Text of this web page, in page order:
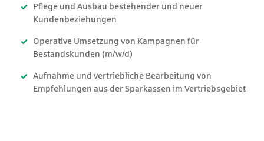
Pflege und Ausbau bestehender und neuer
Kundenbeziehungen
Operative Umsetzung von Kampagnen für
Bestandskunden (m/w/d)
Aufnahme und vertriebliche Bearbeitung von
Empfehlungen aus der Sparkassen im Vertriebsgebiet